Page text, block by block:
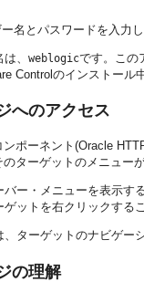
名とパスワードを入力
、 weblogicです。この
Controlのインストール
へのアクセス
ポーネント(Oracle
ターゲットのメニュー
ー・メニューを表示
ットを右クリックす
、ターゲットのナビゲー
の理解